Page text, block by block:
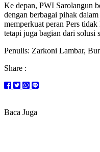
Ke depan, PWI Sarolangun
dengan berbagai pihak
memperkuat peran Pers
tetapi juga bagian dari solusi
Penulis: Zarkoni Lambar,
Share :
Baca Juga